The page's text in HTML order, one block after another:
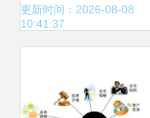
深化布局能量采集
更新时间：2026-08-08
10:41:37